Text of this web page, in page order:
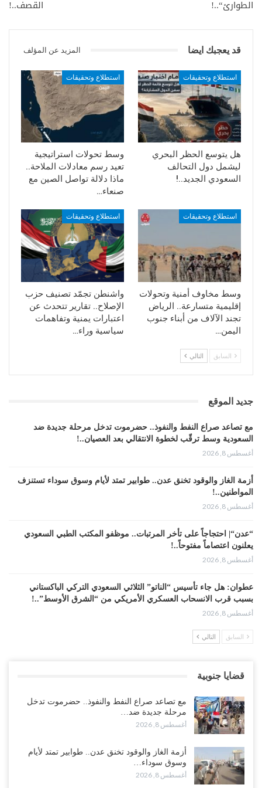
الطوارئ“..! القصف..!
قد يعجبك ايضا المزيد عن المؤلف
استطلاع وتحقيقات
هل يتوسع الحظر البحري
ليشمل دول التحالف
السعودي الجديد..!
استطلاع وتحقيقات
وسط تحولات استراتيجية
تعيد رسم معادلات الملاحة..
ماذا دلالة تواصل الصين مع
صنعاء…
استطلاع وتحقيقات
وسط مخاوف أمنية وتحولات
إقليمية متسارعة.. الرياض
تجند الآلاف من أبناء جنوب
اليمن…
استطلاع وتحقيقات
واشنطن تجمّد تصنيف حزب
الإصلاح.. تقارير تتحدث عن
اعتبارات يمنية وتفاهمات
سياسية وراء…
السابق التالي
جديد الموقع
مع تصاعد صراع النفط والنفوذ.. حضرموت تدخل مرحلة جديدة ضد
السعودية وسط ترقّب لخطوة الانتقالي بعد العصيان..!
أغسطس 8, 2026
أزمة الغاز والوقود تخنق عدن.. طوابير تمتد لأيام وسوق سوداء تستنزف
المواطنين..!
أغسطس 8, 2026
“عدن“| احتجاجاً على تأخر المرتبات.. موظفو المكتب الطبي السعودي
يعلنون اعتصاماً مفتوحاً..!
أغسطس 8, 2026
عطوان: هل جاء تأسيس “الناتو” الثلاثي السعودي التركي الباكستاني
بسبب قرب الانسحاب العسكري الأمريكي من “الشرق الأوسط”..!
أغسطس 8, 2026
من حضرموت إلى عدن.. الانتقالي يصعّد ضد السعودية بعصيان مدني
إسكات الصوت الحضرمي..!
أغسطس 8, 2026
المحافظ الجنيدي يحذر من خطورة المخططات السعودية على ابناء
الجنوب..!
أغسطس 8, 2026
السابق التالي
قضايا جنوبية
مع تصاعد صراع النفط والنفوذ.. حضرموت تدخل
مرحلة جديدة ضد…
أغسطس 8, 2026
أزمة الغاز والوقود تخنق عدن.. طوابير تمتد لأيام
وسوق سوداء…
أغسطس 8, 2026